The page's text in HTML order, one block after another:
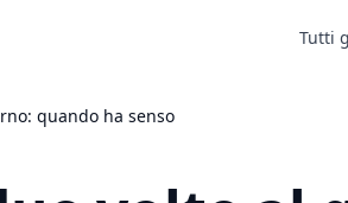
Tutti
quando ha senso